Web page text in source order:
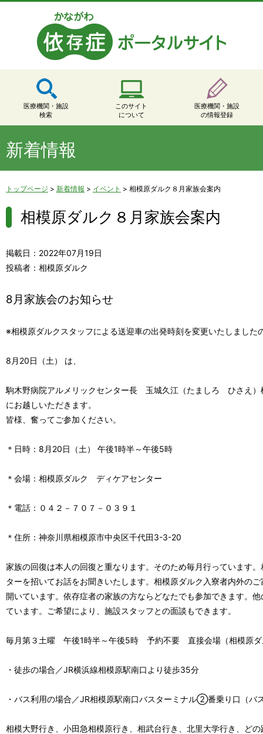
医療機関・施設
検索
このサイト
について
医療機関・施設
の情報登録
新着情報
トップページ > 新着情報 > イベント > 相模原ダルク８月家族会案内
相模原ダルク８月家族会案内
掲載日：2022年07月19日
投稿者：相模原ダルク
8月家族会のお知らせ
※相模原ダルクスタッフによる送迎車の出発時刻を変更いたしました
8月20日（土） は、
駒木野病院アルメリックセンター長　玉城久江（たましろ　ひさえ）
にお越しいただきます。
皆様、奮ってご参加ください。
＊日時：8月20日（土） 午後1時半～午後5時
＊会場：相模原ダルク　ディケアセンター
＊電話：０４２－７０７－０３９１
＊住所：神奈川県相模原市中央区千代田3-3-20
家族の回復は本人の回復と重なります。そのため毎月行っています
ターを招いてお話をお聞きいたします。相模原ダルク入寮者内外の
開いています。依存症者の家族の方ならどなたでも参加できます。
ています。ご希望により、施設スタッフとの面談もできます。
毎月第３土曜　午後1時半～午後5時　予約不要　直接会場（相模原
・徒歩の場合／JR横浜線相模原駅南口より徒歩35分
・バス利用の場合／JR相模原駅南口バスターミナル②番乗り口（バ
相模大野行き、小田急相模原行き、相武台行き、北里大学行き、ど